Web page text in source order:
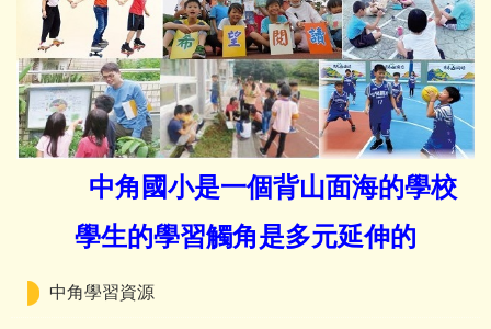
家庭教育成果
附設幼兒園
校園食材登錄平臺
線上學習專區
檔案下載
附設幼兒園活動Facebook連結
中角國小是一個背山面海的學校
學生的學習觸角是多元延伸的
中角學習資源